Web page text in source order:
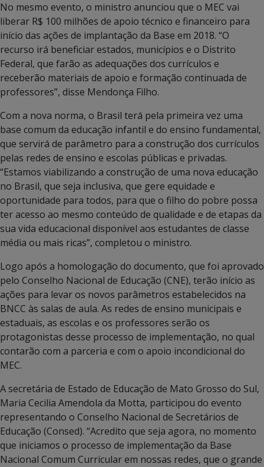
No mesmo evento, o ministro anunciou que o MEC vai
liberar R$ 100 milhões de apoio técnico e financeiro para
início das ações de implantação da Base em 2018. “O
recurso irá beneficiar estados, municípios e o Distrito
Federal, que farão as adequações dos currículos e
receberão materiais de apoio e formação continuada de
professores”, disse Mendonça Filho.
Com a nova norma, o Brasil terá pela primeira vez uma
base comum da educação infantil e do ensino fundamental,
que servirá de parâmetro para a construção dos currículos
pelas redes de ensino e escolas públicas e privadas.
“Estamos viabilizando a construção de uma nova educação
no Brasil, que seja inclusiva, que gere equidade e
oportunidade para todos, para que o filho do pobre possa
ter acesso ao mesmo conteúdo de qualidade e de etapas da
sua vida educacional disponível aos estudantes de classe
média ou mais ricas”, completou o ministro.
Logo após a homologação do documento, que foi aprovado
pelo Conselho Nacional de Educação (CNE), terão início as
ações para levar os novos parâmetros estabelecidos na
BNCC às salas de aula. As redes de ensino municipais e
estaduais, as escolas e os professores serão os
protagonistas desse processo de implementação, no qual
contarão com a parceria e com o apoio incondicional do
MEC.
A secretária de Estado de Educação de Mato Grosso do Sul,
Maria Cecilia Amendola da Motta, participou do evento
representando o Conselho Nacional de Secretários de
Educação (Consed). “Acredito que seja agora, no momento
que iniciamos o processo de implementação da Base
Nacional Comum Curricular em nossas redes, que o grande